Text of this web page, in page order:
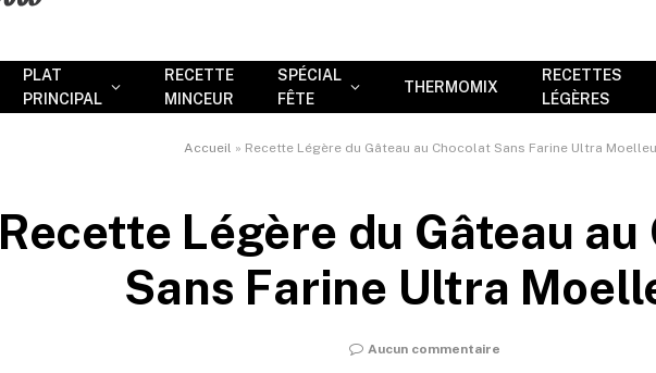
PLAT
PRINCIPAL
RECETTE
MINCEUR
SPÉCIAL
FÊTE
THERMOMIX
RECETTES
LÉGÈRES
Accueil » Recette Légère du Gâteau au Chocolat Sans Farine Ultra
Recette Légère du Gâteau
Sans Farine Ultra
Aucun commentaire